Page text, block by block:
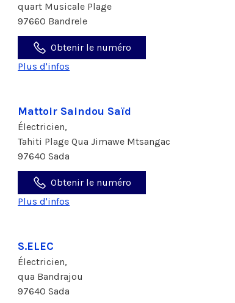
quart Musicale Plage
97660 Bandrele
Obtenir le numéro
Plus d'infos
Mattoir Saindou Saïd
Électricien,
Tahiti Plage Qua Jimawe Mtsangac
97640 Sada
Obtenir le numéro
Plus d'infos
S.ELEC
Électricien,
qua Bandrajou
97640 Sada